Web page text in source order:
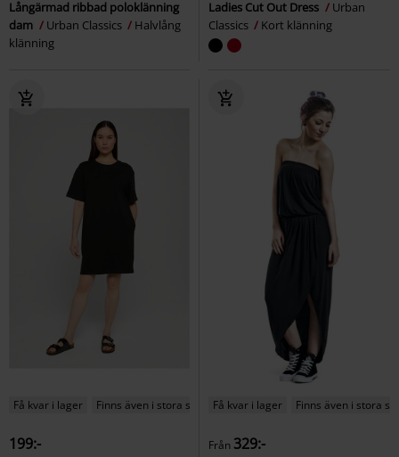
Långärmad ribbad poloklänning
dam
Urban Classics
Halvlång
klänning
Ladies Cut Out Dress
Urban
Classics
Kort klänning
Få kvar i lager Finns även i stora storlekar
199:-
Få kvar i lager Finns även i stora
Från 329:-